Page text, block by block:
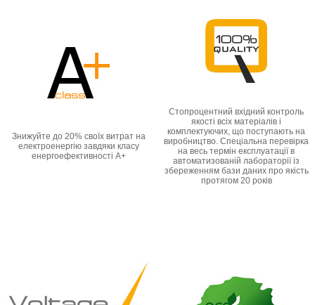
Знижуйте до 20% своїх витрат на
електроенергію завдяки класу
енергоефективності А+
Cтопроцентний вхідний контроль
якості всіх матеріалів і
комплектуючих, що поступають на
виробництво. Спеціальна перевірка
на весь термін експлуатації в
автоматизованій лабораторії із
збереженням бази даних про якість
протягом 20 років